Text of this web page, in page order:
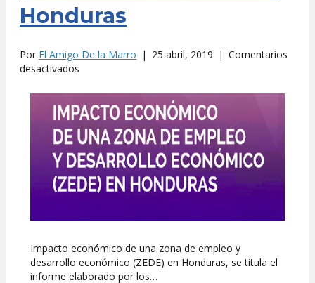
Honduras
Por El Amigo De la Marro | 25 abril, 2019 | Comentarios
desactivados
y
Dirkmaat
analizan
impacto
potencial
de
la
ZEDE
Honduras
Impacto económico de una zona de empleo y
desarrollo económico (ZEDE) en Honduras, se titula el
informe elaborado por los…